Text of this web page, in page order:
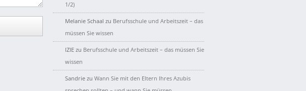
1/2)
Melanie Schaal zu Berufsschule und Arbeitszeit – das
müssen Sie wissen
IZIE zu Berufsschule und Arbeitszeit – das müssen Sie
wissen
Sandrie zu Wann Sie mit den Eltern Ihres Azubis